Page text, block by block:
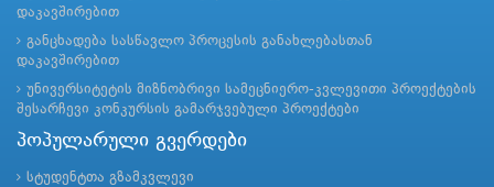
დაკავშირებით
განცხადება სასწავლო პროცესის განახლებასთან
დაკავშირებით
უნივერსიტეტის მიზნობრივი სამეცნიერო-კვლევითი პროექტების
შესარჩევი კონკურსის გამარჯვებული პროექტები
პოპულარული გვერდები
სტუდენტთა გზამკვლევი